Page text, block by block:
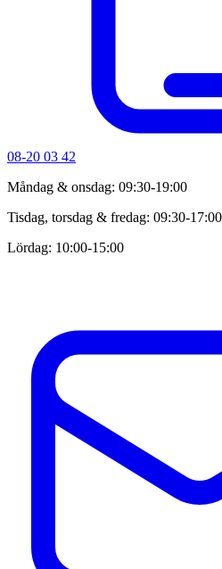
08-20 03 42
Måndag & onsdag: 09:30-19:00
Tisdag, torsdag & fredag: 09:30-17:00
Lördag: 10:00-15:00